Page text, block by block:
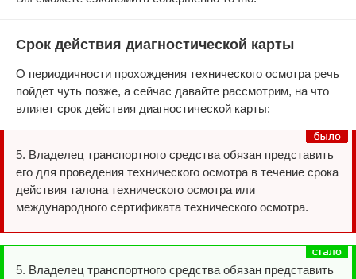
Срок действия диагностической карты
О периодичности прохождения технического осмотра речь
пойдет чуть позже, а сейчас давайте рассмотрим, на что
влияет срок действия диагностической карты:
5. Владелец транспортного средства обязан представить
его для проведения технического осмотра в течение срока
действия талона технического осмотра или
международного сертификата технического осмотра.
5. Владелец транспортного средства обязан представить